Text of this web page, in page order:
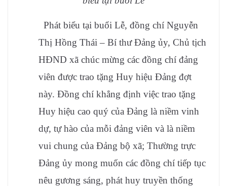
Phát biểu tại buổi Lễ, đồng chí Nguyễn
Thị Hồng Thái – Bí thư Đảng ủy, Chủ tịch
HĐND xã chúc mừng các đồng chí đảng
viên được trao tặng Huy hiệu Đảng đợt
này. Đồng chí khẳng định việc trao tặng
Huy hiệu cao quý của Đảng là niềm vinh
dự, tự hào của mỗi đảng viên và là niềm
vui chung của Đảng bộ xã; Thường trực
Đảng ủy mong muốn các đồng chí tiếp tục
nêu gương sáng, phát huy truyền thống